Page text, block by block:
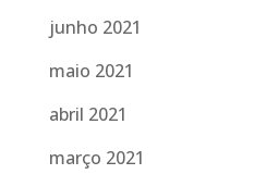
junho 2021
maio 2021
abril 2021
março 2021